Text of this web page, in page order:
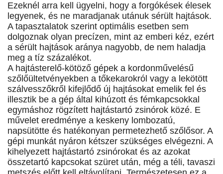
Ezeknél arra kell ügyelni, hogy a forgókések élesek
legyenek, és ne maradjanak utánuk sérült hajtások.
A tapasztalatok szerint optimális esetben sem
dolgoznak olyan precízen, mint az emberi kéz, ezért
a sérült hajtások aránya nagyobb, de nem haladja
meg a tíz százalékot.
A hajtásterelő-kötöző gépek a kordonművelésű
szőlőültetvényekben a tőkekarokról vagy a lekötött
szálvesszőkről kifejlődő új hajtásokat emelik fel és
illesztik be a gép által kihúzott és fémkapcsokkal
egymáshoz rögzített hajtástartó zsinórok közé. E
művelet eredménye a keskeny lombozatú,
napsütötte és hatékonyan permetezhető szőlősor. A
gépi munkát nyáron kétszer szükséges elvégezni. A
kihelyezett hajtástartó zsinórokat és az azokat
összetartó kapcsokat szüret után, még a téli, tavaszi